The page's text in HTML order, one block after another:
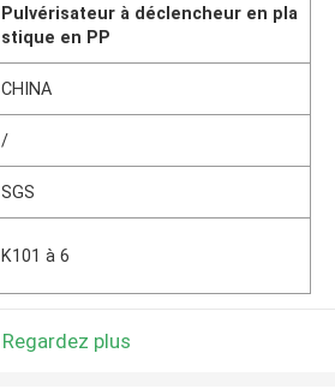
Pulvérisateur à déclencheur en pla
stique en PP
CHINA
/
SGS
K101 à 6
Regardez plus